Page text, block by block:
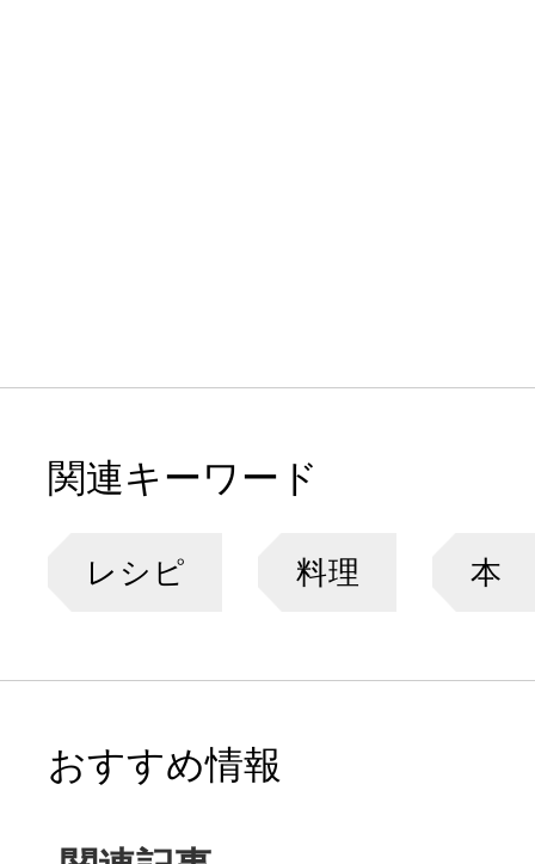
関連キーワード
レシピ 料理 本
おすすめ情報